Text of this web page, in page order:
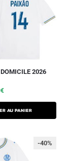
2026
€
AU PANIER
-40%